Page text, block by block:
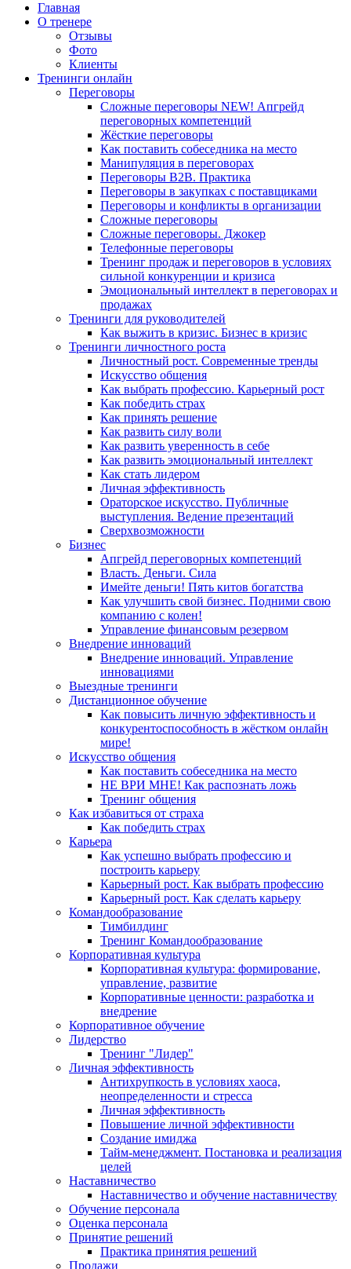
Главная
О тренере
Отзывы
Фото
Клиенты
Тренинги онлайн
Переговоры
Сложные переговоры NEW! Апгрейд
переговорных компетенций
Жёсткие переговоры
Как поставить собеседника на место
Манипуляция в переговорах
Переговоры B2B. Практика
Переговоры в закупках с поставщиками
Переговоры и конфликты в организации
Сложные переговоры
Сложные переговоры. Джокер
Телефонные переговоры
Тренинг продаж и переговоров в условиях
сильной конкуренции и кризиса
Эмоциональный интеллект в переговорах и
продажах
Тренинги для руководителей
Как выжить в кризис. Бизнес в кризис
Тренинги личностного роста
Личностный рост. Современные тренды
Искусство общения
Как выбрать профессию. Карьерный рост
Как победить страх
Как принять решение
Как развить силу воли
Как развить уверенность в себе
Как развить эмоциональный интеллект
Как стать лидером
Личная эффективность
Ораторское искусство. Публичные
выступления. Ведение презентаций
Сверхвозможности
Бизнес
Апгрейд переговорных компетенций
Власть. Деньги. Сила
Имейте деньги! Пять китов богатства
Как улучшить свой бизнес. Подними свою
компанию с колен!
Управление финансовым резервом
Внедрение инноваций
Внедрение инноваций. Управление
инновациями
Выездные тренинги
Дистанционное обучение
Как повысить личную эффективность и
конкурентоспособность в жёстком онлайн
мире!
Искусство общения
Как поставить собеседника на место
НЕ ВРИ МНЕ! Как распознать ложь
Тренинг общения
Как избавиться от страха
Как победить страх
Карьера
Как успешно выбрать профессию и
построить карьеру
Карьерный рост. Как выбрать профессию
Карьерный рост. Как сделать карьеру
Командообразование
Тимбилдинг
Тренинг Командообразование
Корпоративная культура
Корпоративная культура: формирование,
управление, развитие
Корпоративные ценности: разработка и
внедрение
Корпоративное обучение
Лидерство
Тренинг "Лидер"
Личная эффективность
Антихрупкость в условиях хаоса,
неопределенности и стресса
Личная эффективность
Повышение личной эффективности
Создание имиджа
Тайм-менеджмент. Постановка и реализация
целей
Наставничество
Наставничество и обучение наставничеству
Обучение персонала
Оценка персонала
Принятие решений
Практика принятия решений
Продажи